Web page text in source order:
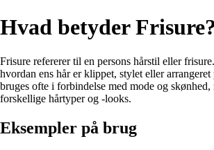
Hvad betyder Frisure?
Frisure refererer til en persons hårstil eller
hvordan ens hår er klippet, stylet eller
bruges ofte i forbindelse med mode og skønhed,
forskellige hårtyper og -looks.
Eksempler på brug